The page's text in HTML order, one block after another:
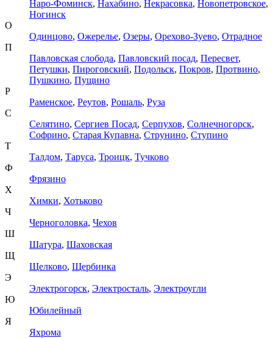
Наро-Фоминск, Нахабино, Некрасовка, Новопетровское,
Ногинск
О
Одинцово, Ожерелье, Озеры, Орехово-Зуево, Отрадное
П
Павловская слобода, Павловский посад, Пересвет,
Петушки, Пироговский, Подольск, Покров, Протвино,
Пушкино, Пущино
Р
Раменское, Реутов, Рошаль, Руза
С
Селятино, Сергиев Посад, Серпухов, Солнечногорск,
Софрино, Старая Купавна, Струнино, Ступино
Т
Талдом, Таруса, Троицк, Тучково
Ф
Фрязино
Х
Химки, Хотьково
Ч
Черноголовка, Чехов
Ш
Шатура, Шаховская
Щ
Щелково, Щербинка
Э
Электрогорск, Электросталь, Электроугли
Ю
Юбилейный
Я
Яхрома